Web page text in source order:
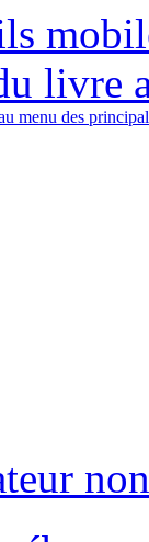
livre
menu des